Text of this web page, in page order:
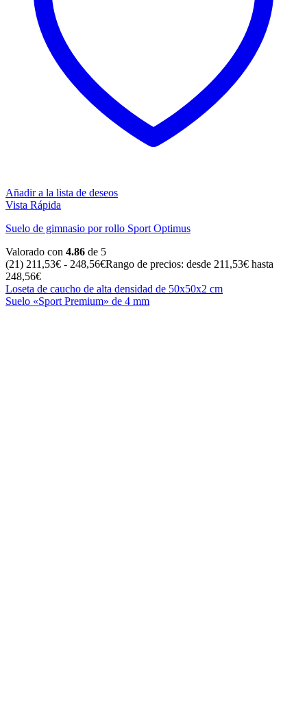
Añadir a la lista de deseos
Vista Rápida
Suelo de gimnasio por rollo Sport Optimus
Valorado con 4.86 de 5
(21) 211,53€ - 248,56€Rango de precios: desde 211,53€ hasta
248,56€
Loseta de caucho de alta densidad de 50x50x2 cm
Suelo «Sport Premium» de 4 mm